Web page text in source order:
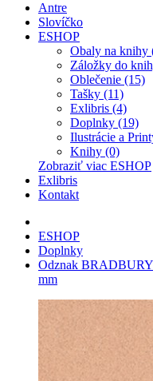
Antre
Slovíčko
ESHOP
Obaly na knihy
Záložky do
Oblečenie (15)
Tašky (11)
Exlibris (4)
Doplnky (19)
Ilustrácie a
Knihy (0)
Zobraziť viac ESHOP
Exlibris
Kontakt
ESHOP
Doplnky
Odznak
mm